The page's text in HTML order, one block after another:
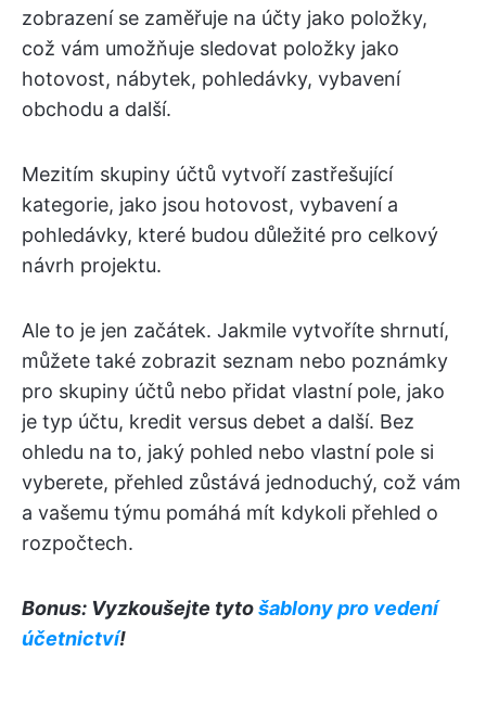
zobrazení se zaměřuje na účty jako položky,
což vám umožňuje sledovat položky jako
hotovost, nábytek, pohledávky, vybavení
obchodu a další.
Mezitím skupiny účtů vytvoří zastřešující
kategorie, jako jsou hotovost, vybavení a
pohledávky, které budou důležité pro celkový
návrh projektu.
Ale to je jen začátek. Jakmile vytvoříte shrnutí,
můžete také zobrazit seznam nebo poznámky
pro skupiny účtů nebo přidat vlastní pole, jako
je typ účtu, kredit versus debet a další. Bez
ohledu na to, jaký pohled nebo vlastní pole si
vyberete, přehled zůstává jednoduchý, což vám
a vašemu týmu pomáhá mít kdykoli přehled o
rozpočtech.
Bonus: Vyzkoušejte tytošablony pro vedení
účetnictví!